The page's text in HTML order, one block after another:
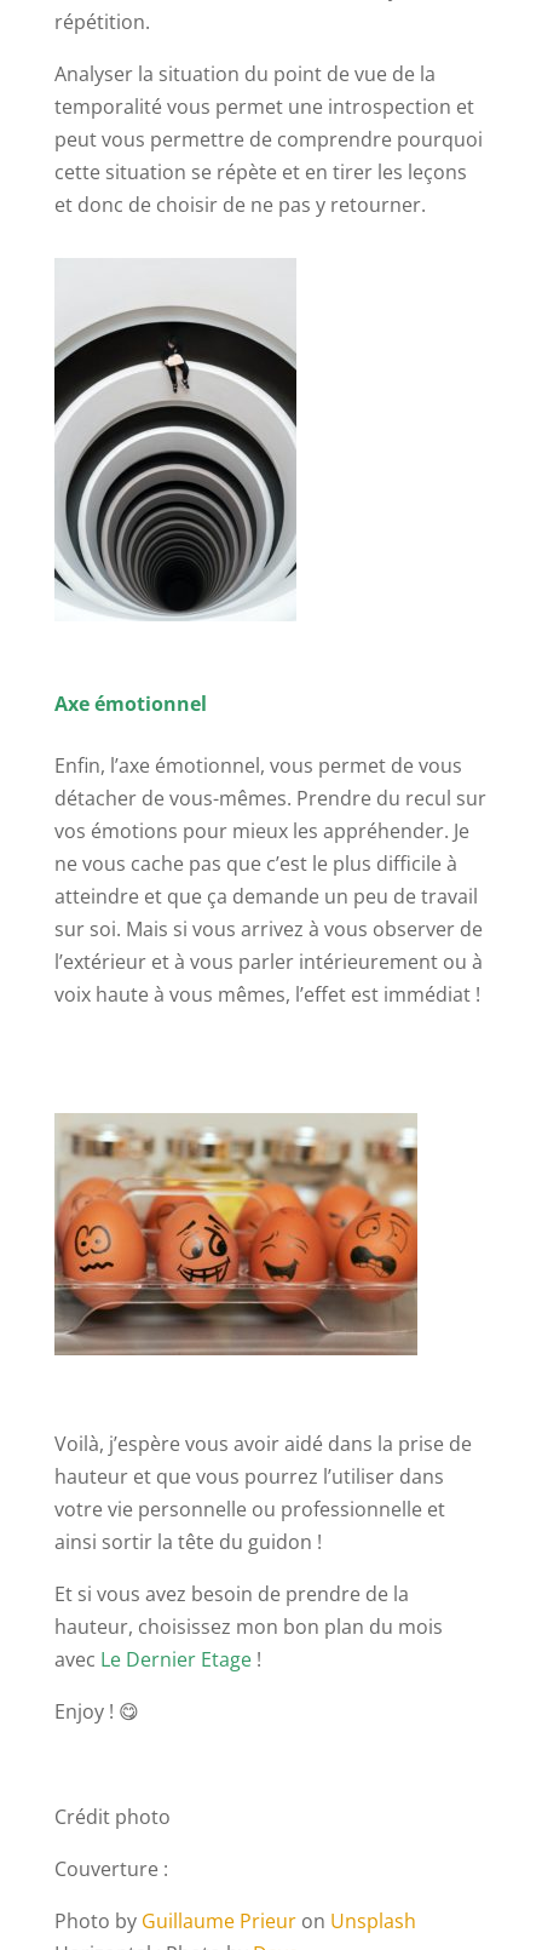
répétition.
Analyser la situation du point de vue de la
temporalité vous permet une introspection et
peut vous permettre de comprendre pourquoi
cette situation se répète et en tirer les leçons
et donc de choisir de ne pas y retourner.
Axe émotionnel
Enfin, l’axe émotionnel, vous permet de vous
détacher de vous-mêmes. Prendre du recul sur
vos émotions pour mieux les appréhender. Je
ne vous cache pas que c’est le plus difficile à
atteindre et que ça demande un peu de travail
sur soi. Mais si vous arrivez à vous observer de
l’extérieur et à vous parler intérieurement ou à
voix haute à vous mêmes, l’effet est immédiat !
Voilà, j’espère vous avoir aidé dans la prise de
hauteur et que vous pourrez l’utiliser dans
votre vie personnelle ou professionnelle et
ainsi sortir la tête du guidon !
Et si vous avez besoin de prendre de la
hauteur, choisissez mon bon plan du mois
avec Le Dernier Etage!
Enjoy ! 😋
Crédit photo
Couverture :
Photo by Guillaume Prieur on Unsplash